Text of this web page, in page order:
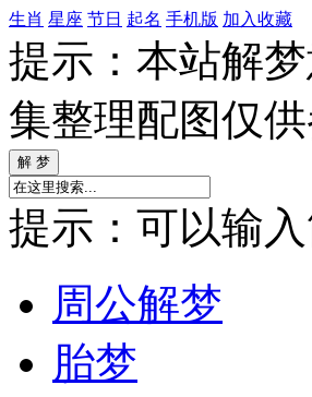
生肖 星座 节日 起名 手机版 加入收藏
提示：本站解
集整理配图仅
提示：可以输
周公解梦
胎梦